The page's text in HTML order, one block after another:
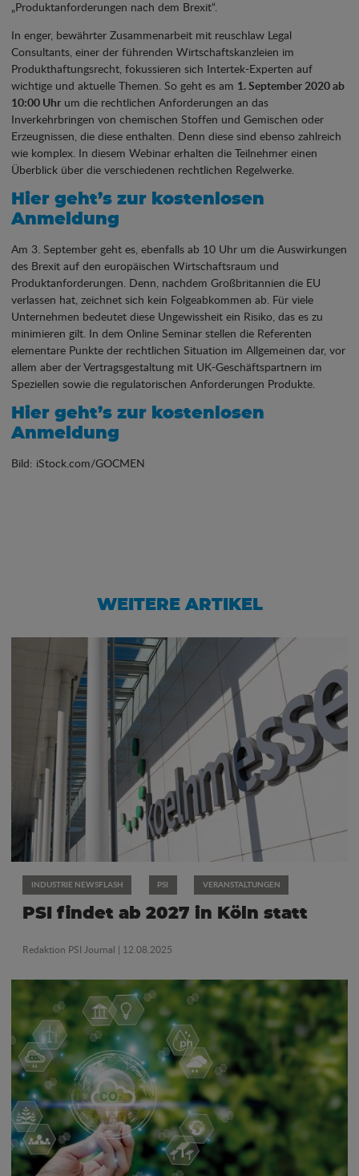
„Produktanforderungen nach dem Brexit“.
In enger, bewährter Zusammenarbeit mit reuschlaw Legal
Consultants, einer der führenden Wirtschaftskanzleien im
Produkthaftungsrecht, fokussieren sich Intertek-Experten auf
wichtige und aktuelle Themen. So geht es am 1. September 2020 ab
10:00 Uhr um die rechtlichen Anforderungen an das
Inverkehrbringen von chemischen Stoffen und Gemischen oder
Erzeugnissen, die diese enthalten. Denn diese sind ebenso zahlreich
wie komplex. In diesem Webinar erhalten die Teilnehmer einen
Überblick über die verschiedenen rechtlichen Regelwerke.
Hier geht’s zur kostenlosen
Anmeldung
Am 3. September geht es, ebenfalls ab 10 Uhr um die Auswirkungen
des Brexit auf den europäischen Wirtschaftsraum und
Produktanforderungen. Denn, nachdem Großbritannien die EU
verlassen hat, zeichnet sich kein Folgeabkommen ab. Für viele
Unternehmen bedeutet diese Ungewissheit ein Risiko, das es zu
minimieren gilt. In dem Online Seminar stellen die Referenten
elementare Punkte der rechtlichen Situation im Allgemeinen dar, vor
allem aber der Vertragsgestaltung mit UK-Geschäftspartnern im
Speziellen sowie die regulatorischen Anforderungen Produkte.
Hier geht’s zur kostenlosen
Anmeldung
Bild: iStock.com/GOCMEN
WEITERE ARTIKEL
INDUSTRIE NEWSFLASH PSI VERANSTALTUNGEN
PSI findet ab 2027 in Köln statt
Redaktion PSI Journal | 12.08.2025